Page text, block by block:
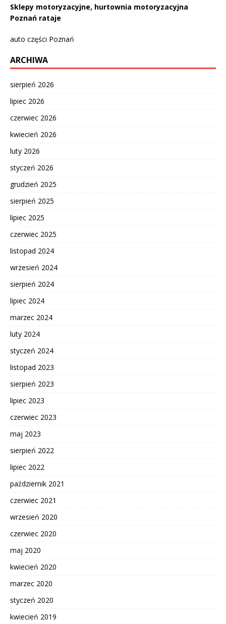
Sklepy motoryzacyjne, hurtownia motoryzacyjna
Poznań rataje
auto części Poznań
ARCHIWA
sierpień 2026
lipiec 2026
czerwiec 2026
kwiecień 2026
luty 2026
styczeń 2026
grudzień 2025
sierpień 2025
lipiec 2025
czerwiec 2025
listopad 2024
wrzesień 2024
sierpień 2024
lipiec 2024
marzec 2024
luty 2024
styczeń 2024
listopad 2023
sierpień 2023
lipiec 2023
czerwiec 2023
maj 2023
sierpień 2022
lipiec 2022
październik 2021
czerwiec 2021
wrzesień 2020
czerwiec 2020
maj 2020
kwiecień 2020
marzec 2020
styczeń 2020
kwiecień 2019